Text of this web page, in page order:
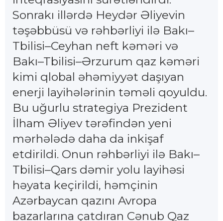
Sonrakı illərdə Heydər Əliyevin
təşəbbüsü və rəhbərliyi ilə Bakı–
Tbilisi–Ceyhan neft kəməri və
Bakı–Tbilisi–Ərzurum qaz kəməri
kimi qlobal əhəmiyyət daşıyan
enerji layihələrinin təməli qoyuldu.
Bu uğurlu strategiya Prezident
İlham Əliyev tərəfindən yeni
mərhələdə daha da inkişaf
etdirildi. Onun rəhbərliyi ilə Bakı–
Tbilisi–Qars dəmir yolu layihəsi
həyata keçirildi, həmçinin
Azərbaycan qazını Avropa
bazarlarına çatdıran Cənub Qaz